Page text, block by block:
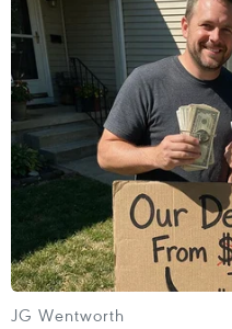
Singapore-EU ký
song phương
16/10/2013 03:09
Singapore và EU đã ký
JG Wentworth